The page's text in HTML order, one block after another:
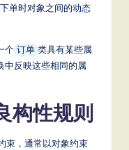
单时对象之间的动态
个 订单 类具有某些属
中反映这些相同的属
构性规则
束，通常以对象约束